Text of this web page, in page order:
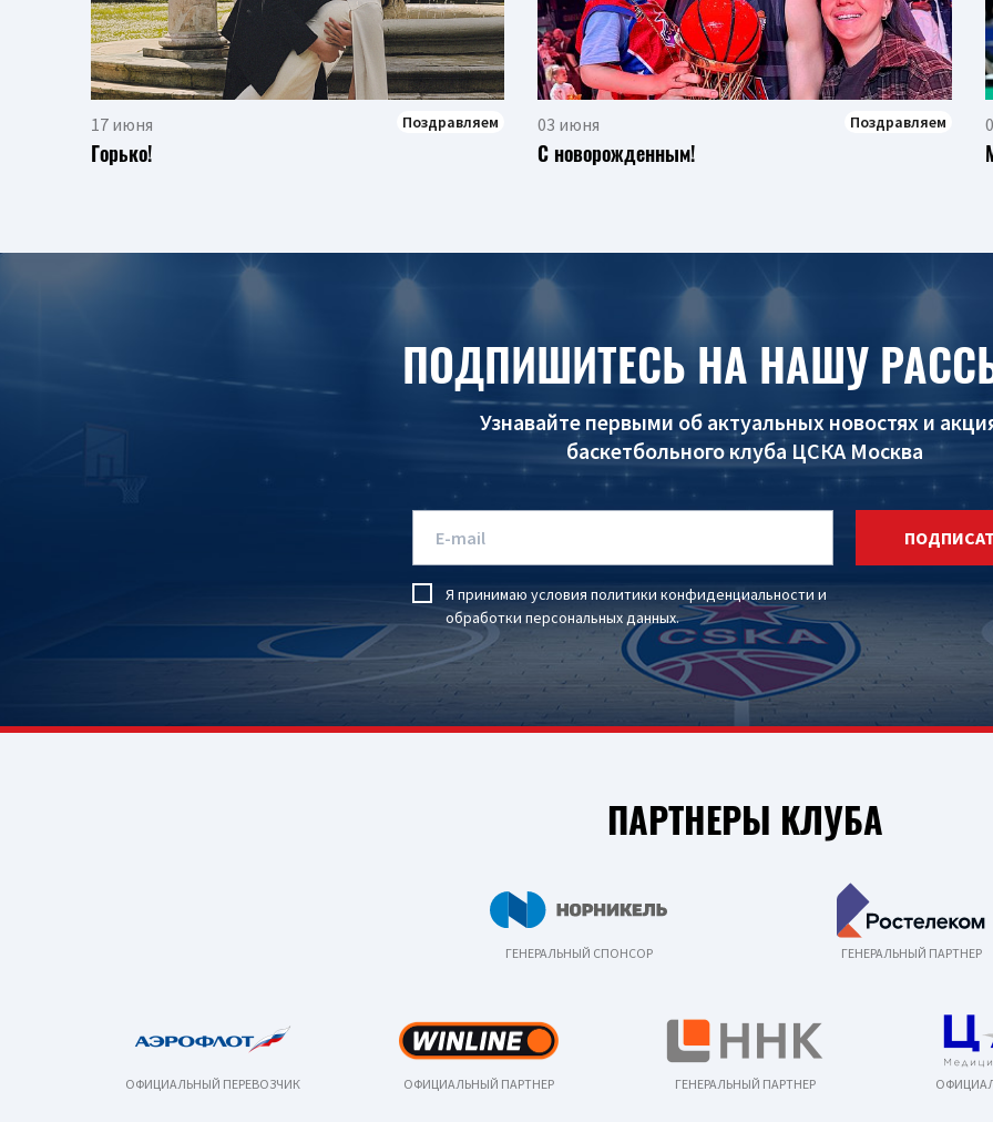
17 июня Поздравляем
Горько!
03 июня Поздравляем
С новорожденным!
ПОДПИШИТЕСЬ НА НАШУ
Узнавайте первыми об актуальных новостях и
баскетбольного клуба ЦСКА Москва
Я принимаю условия политики конфиденциальности и
обработки персональных данных.
ПАРТНЕРЫ КЛУБА
ГЕНЕРАЛЬНЫЙ СПОНСОР ГЕНЕРАЛЬНЫЙ ПАРТНЕР
ОФИЦИАЛЬНЫЙ ПЕРЕВОЗЧИК ОФИЦИАЛЬНЫЙ ПАРТНЕР ГЕНЕРАЛЬНЫЙ ПАРТНЕР